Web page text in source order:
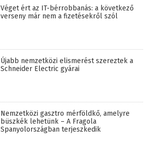
Véget ért az IT-bérrobbanás: a következő
verseny már nem a fizetésekről szól
Újabb nemzetközi elismerést szereztek a
Schneider Electric gyárai
Nemzetközi gasztro mérföldkő, amelyre
büszkék lehetünk – A Fragola
Spanyolországban terjeszkedik